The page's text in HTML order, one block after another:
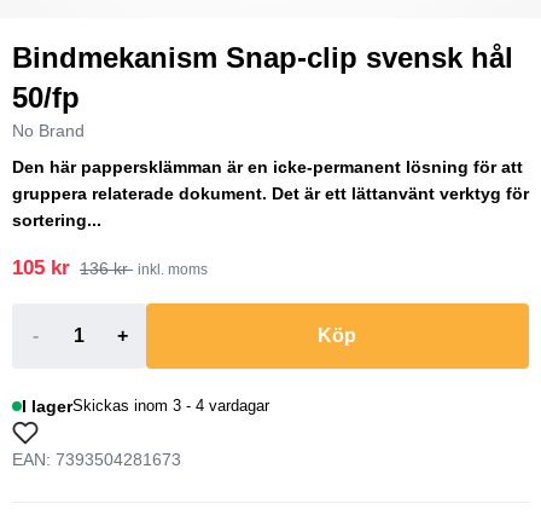
Bindmekanism Snap-clip svensk hål
50/fp
No Brand
Den här pappersklämman är en icke-permanent lösning för att
gruppera relaterade dokument. Det är ett lättanvänt verktyg för
sortering...
105 kr 136 kr inkl. moms
- + Köp
I lagerSkickas inom 3 - 4 vardagar
EAN: 7393504281673